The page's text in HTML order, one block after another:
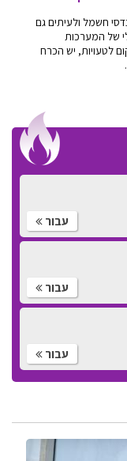
חשמל ולעיתים גם
של המערכות
לטעויות, יש הכרח
עבור
עבור
עבור